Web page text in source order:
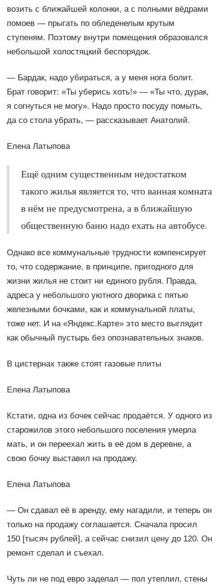
возить с ближайшей колонки, а с полными вёдрами
помоев — прыгать по обледенелым крутым
ступеням. Поэтому внутри помещения образовался
небольшой холостяцкий беспорядок.
— Бардак, надо убираться, а у меня нога болит.
Брат говорит: «Ты уберись хоть!» — «Ты что, дурак,
я согнуться не могу». Надо просто посуду помыть,
да со стола убрать, — рассказывает Анатолий.
Елена Латыпова
Ещё одним существенным недостатком
такого жилья является то, что ванная комната
в нём не предусмотрена, а в ближайшую
общественную баню надо ехать на автобусе.
Однако все коммунальные трудности компенсирует
то, что содержание, в принципе, пригодного для
жизни жилья не стоит ни единого рубля. Правда,
адреса у небольшого уютного дворика с пятью
железными бочками, как и коммунальной платы,
тоже нет. И на «Яндекс.Карте» это место выглядит
как обычный пустырь без опознавательных знаков.
В цистернах также стоят газовые плиты
Елена Латыпова
Кстати, одна из бочек сейчас продаётся. У одного из
старожилов этого небольшого поселения умерла
мать, и он переехал жить в её дом в деревне, а
свою бочку выставил на продажу.
Елена Латыпова
— Он сдавал её в аренду, ему нагадили, и теперь он
только на продажу соглашается. Сначала просил
150 [тысяч рублей], а сейчас снизил цену до 120. Он
ремонт сделал и съехал.
Чуть ли не под евро заделал — пол утеплил, стены